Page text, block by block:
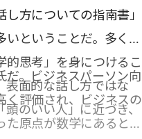
方についての指南書」
ということだ。多くの
的思考」を身につけるこ
表面的な話し方ではな
のいい人」に近づき、
だ。ビジネスパーソン向
く評価され、ビジネスの
た原点が数学にあるとい